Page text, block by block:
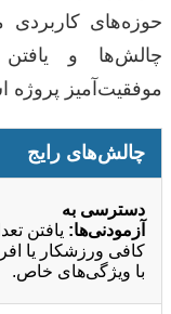
حوزه‌های کاربردی
چالش‌ها و یافتن
موفقیت‌آمیز
چالش‌های رایج
دسترسی به
آزمودنی‌ها: یافتن
کافی ورزشکار یا
با ویژگی‌های خاص.